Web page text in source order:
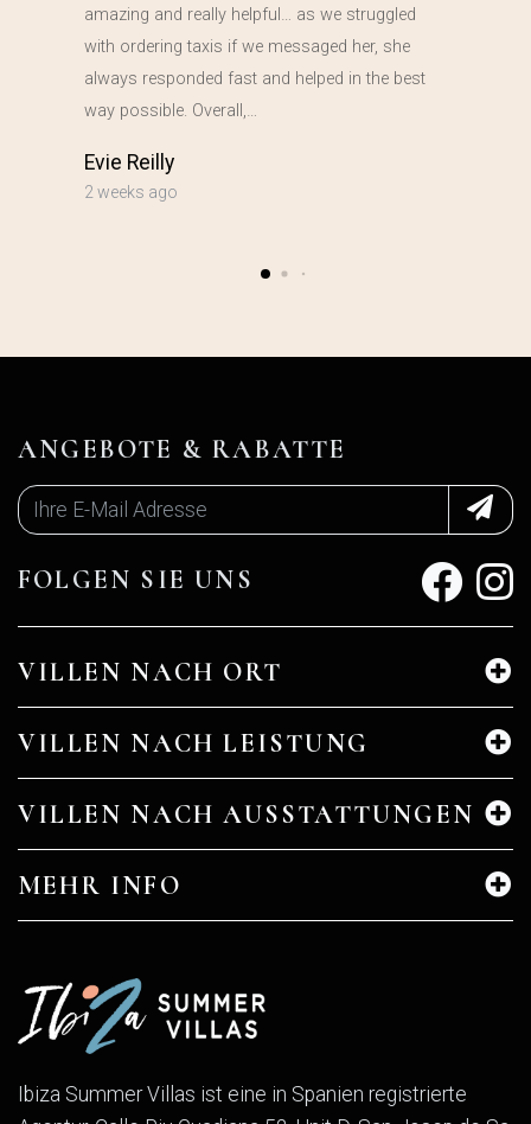
amazing and really helpful… as we struggled
with ordering taxis if we messaged her, she
always responded fast and helped in the best
way possible. Overall,…
Evie Reilly
2 weeks ago
Ibiza Summer Villas ist eine in Spanien registrierte
VILLEN NACH ORT
VILLEN NACH LEISTUNG
VILLEN NACH AUSSTATTUNGEN
MEHR INFO
ANGEBOTE & RABATTE
FOLGEN SIE UNS